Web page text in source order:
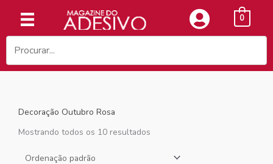
conteúdo
0
Decoração Outubro Rosa
Mostrando todos os 10 resultados